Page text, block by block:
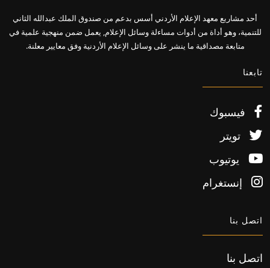
أحد مشاريع معهد الإعلام الأردني أسس بدعم من صندوق الملك عبدالله الثاني
للتنمية، وهو أداة من أدوات مساءلة وسائل الإعلام, يعمل ضمن منهجية علمية في
متابعة مصداقية ما ينشر على وسائل الإعلام الأردنية وفق معايير معلنة.
تابعنا
فيسبوك
تويتر
يوتيوب
إنستغرام
اتصل بنا
اتصل بنا